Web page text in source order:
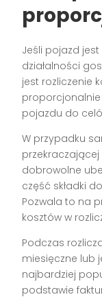
Jeśli pojazd
działalności
jest rozliczenie
pojazdu do
W przypadku
przekraczającej
dobrowolne
część składki
Pozwala to na
kosztów w
Podczas
miesięczne lub
najbardziej
podstawie